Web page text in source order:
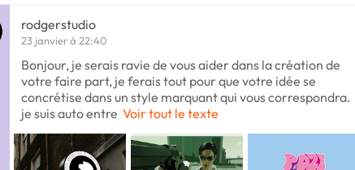
rodgerstudio
23 janvier à 22:40
Bonjour, je serais ravie de vous aider dans la création de
votre faire part, je ferais tout pour que votre idée se
concrétise dans un style marquant qui vous correspondra.
je suis auto entre Voir tout le texte